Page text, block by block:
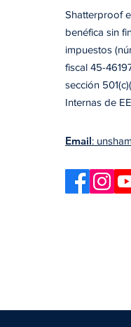
Shatterproof
benéfica sin
impuestos
fiscal 45-
sección
Internas de
Email: